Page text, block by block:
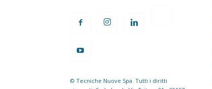
© Tecniche Nuove Spa. Tutti i diritti